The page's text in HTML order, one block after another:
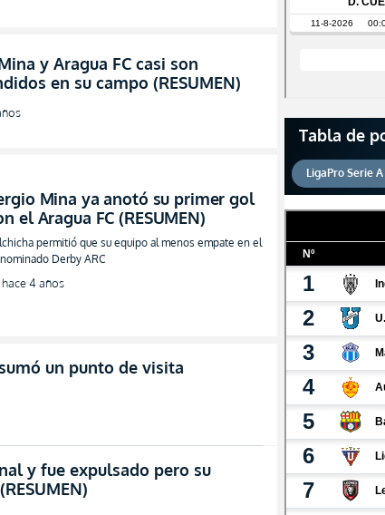
y Aragua FC casi son
en su campo (RESUMEN)
Mina ya anotó su primer gol
el Aragua FC (RESUMEN)
permitió que su equipo al menos empate en el
Derby ARC
hace 4 años
un punto de visita
y fue expulsado pero su
Tabla de
LigaPro Serie